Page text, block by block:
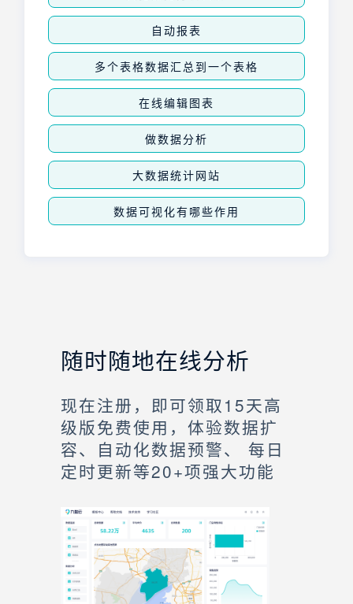
自动报表
多个表格数据汇总到一个表格
在线编辑图表
做数据分析
大数据统计网站
数据可视化有哪些作用
随时随地在线分析
现在注册，即可领取15天高
级版免费使用，体验数据扩
容、自动化数据预警、 每日
定时更新等20+项强大功能